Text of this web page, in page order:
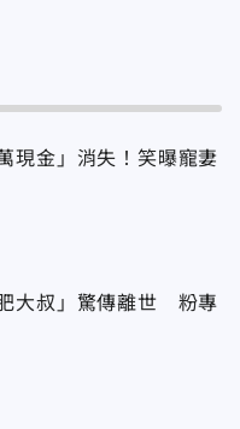
現金」消失！笑曝寵妻
大叔」驚傳離世 粉專